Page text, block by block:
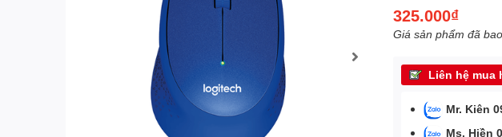
325.000₫
Giá sản phẩm đã
Liên hệ mua
Mr. Kiên
Ms. Hiền